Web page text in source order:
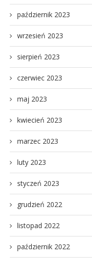
październik 2023
wrzesień 2023
sierpień 2023
czerwiec 2023
maj 2023
kwiecień 2023
marzec 2023
luty 2023
styczeń 2023
grudzień 2022
listopad 2022
październik 2022